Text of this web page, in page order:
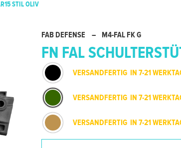
STIL OLIV
FAB DEFENSE – M4-FAL FK G
FN FAL
VERSANDFERTIG IN 7-21
VERSANDFERTIG IN 7-21
VERSANDFERTIG IN 7-21